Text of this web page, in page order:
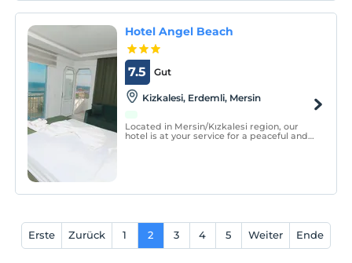
Hotel Angel Beach
Gut
7.5
Kizkalesi, Erdemli, Mersin
Located in Mersin/Kızkalesi region, our
hotel is at your service for a peaceful and
Erste Zurück 1 2 3 4 5 Weiter Ende